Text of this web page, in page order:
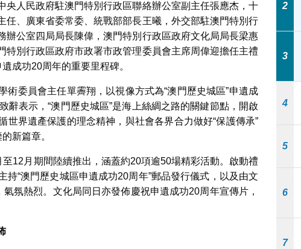
央人民政府駐澳門特別行政區聯絡辦公室副主任張應杰，十
任、廣東省委常委、統戰部部長王曦，外交部駐澳門特別行
公室四局局長陳偉，澳門特別行政區政府文化局局長梁惠
別行政區政府市政署市政管理委員會主席周偉迎擔任主禮
成功20周年的重要里程碑。
委員會主任單霽翔，以視像方式為“澳門歷史城區”申遺成
表示，“澳門歷史城區”是海上絲綢之路的關鍵節點，開啟
界遺產保護的理念精神，與社會各界合力做好“保護傳承”
新篇章。
12月期間陸續推出，涵蓋約20項逾50場精彩活動。啟動禮
持“澳門歷史城區申遺成功20周年”郵品發行儀式，以及由文
氛熱烈。文化局同日亦發佈慶祝申遺成功20周年宣傳片，
2
3
4
5
6
7